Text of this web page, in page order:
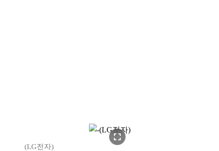
fullscreen
(LG전자)